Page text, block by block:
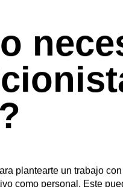
en conocer al deportista
que se
de hacer, pueda llevarse
momento durante el
de horarios, para